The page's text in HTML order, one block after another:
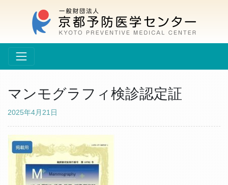
マンモグラフィ検診認定証
2025年4月21日